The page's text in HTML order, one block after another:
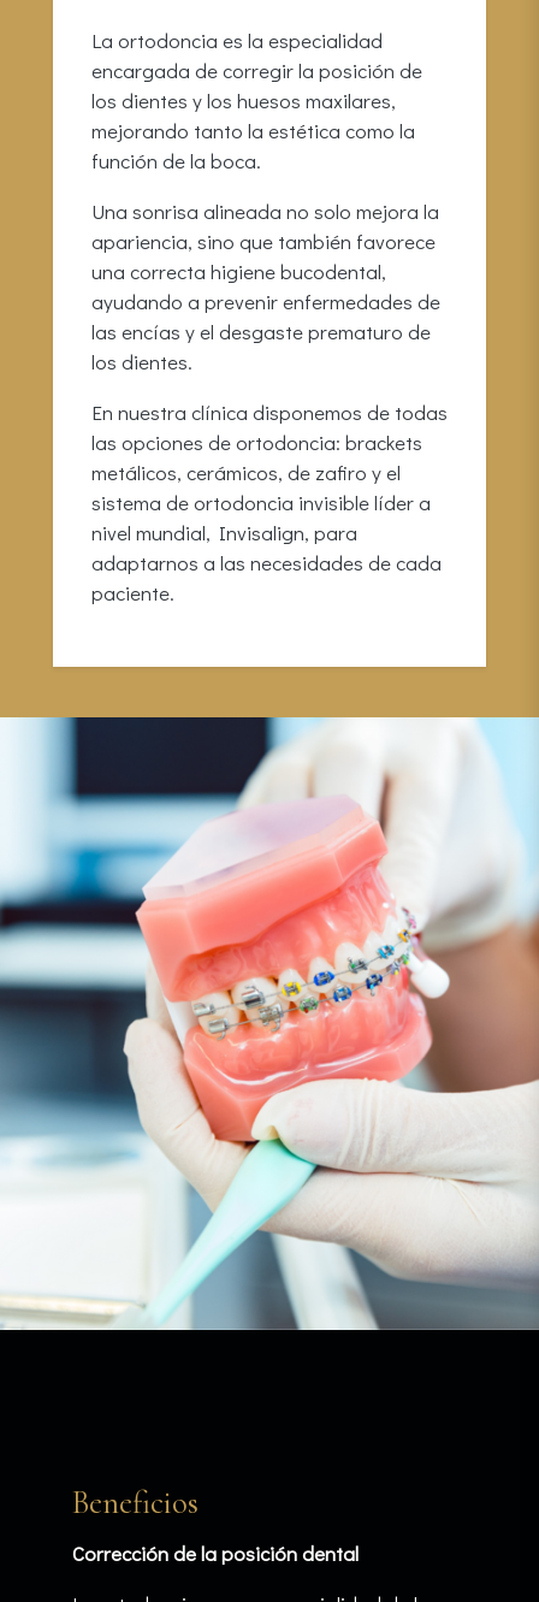
La ortodoncia es la especialidad
encargada de corregir la posición de
los dientes y los huesos maxilares,
mejorando tanto la estética como la
función de la boca.
Una sonrisa alineada no solo mejora la
apariencia, sino que también favorece
una correcta higiene bucodental,
ayudando a prevenir enfermedades de
las encías y el desgaste prematuro de
los dientes.
En nuestra clínica disponemos de todas
las opciones de ortodoncia: brackets
metálicos, cerámicos, de zafiro y el
sistema de ortodoncia invisible líder a
nivel mundial, Invisalign, para
adaptarnos a las necesidades de cada
paciente.
Beneficios
Corrección de la posición dental